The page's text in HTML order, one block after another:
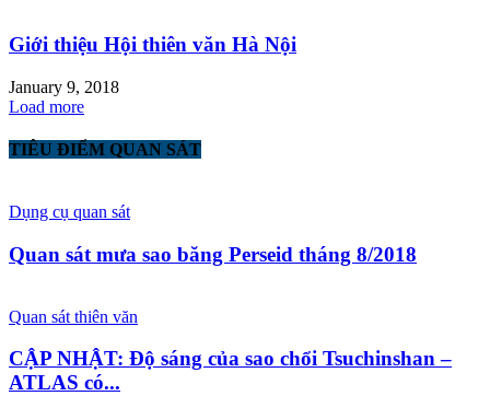
Giới thiệu Hội thiên văn Hà Nội
January 9, 2018
Load more
TIÊU ĐIỂM QUAN SÁT
Dụng cụ quan sát
Quan sát mưa sao băng Perseid tháng 8/2018
Quan sát thiên văn
CẬP NHẬT: Độ sáng của sao chổi Tsuchinshan –
ATLAS có...